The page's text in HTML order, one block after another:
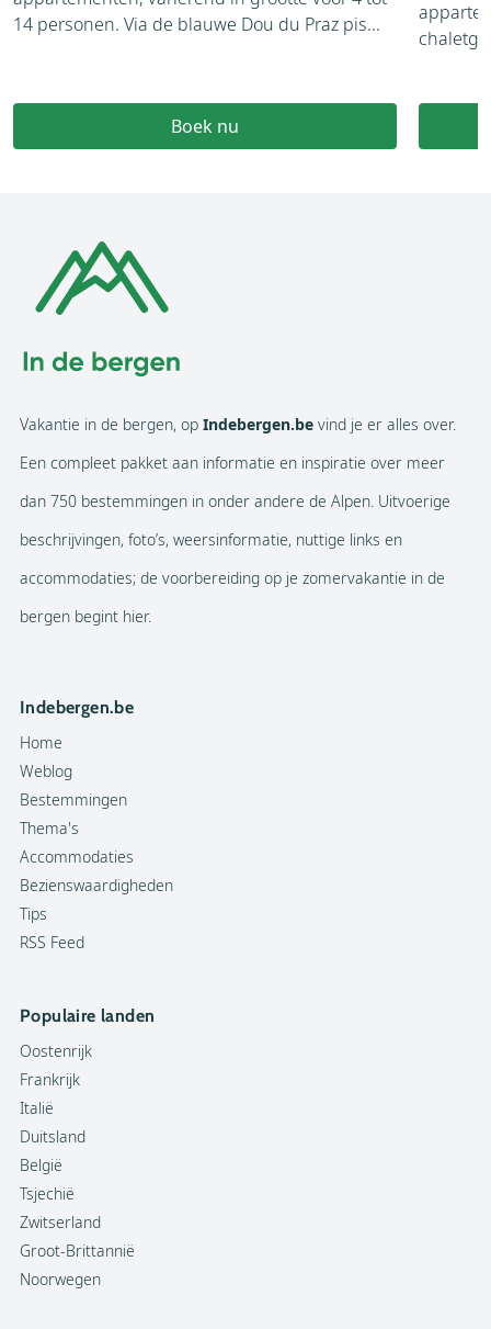
14 personen. Via de blauwe Dou du Praz pis...
Boek nu
Vakantie in de bergen, op Indebergen.be vind je er alles over.
Een compleet pakket aan informatie en inspiratie over meer
dan 750 bestemmingen in onder andere de Alpen. Uitvoerige
beschrijvingen, foto’s, weersinformatie, nuttige links en
accommodaties; de voorbereiding op je zomervakantie in de
bergen begint hier.
Indebergen.be
Home
Weblog
Bestemmingen
Thema's
Accommodaties
Bezienswaardigheden
Tips
RSS Feed
Populaire landen
Oostenrijk
Frankrijk
Italië
Duitsland
België
Tsjechië
Zwitserland
Groot-Brittannië
Noorwegen